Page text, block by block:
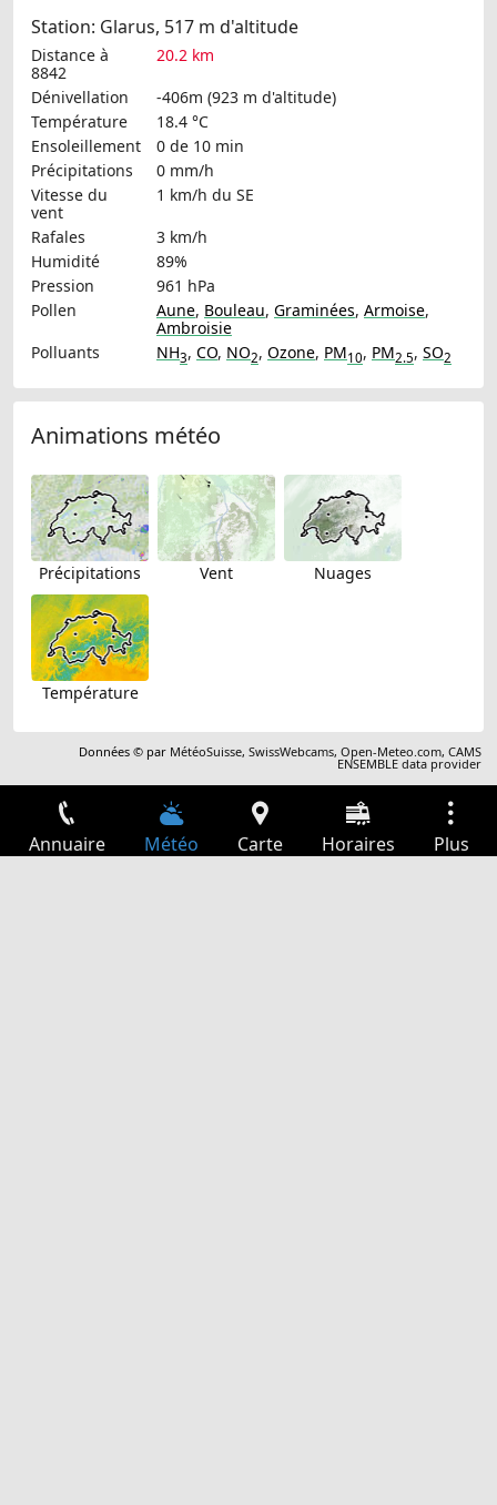
Station: Glarus, 517 m d'altitude
Distance à
8842
20.2 km
Dénivellation
-406m (923 m d'altitude)
Température
18.4 °C
Ensoleillement
0 de 10 min
Précipitations
0 mm/h
Vitesse du
vent
1 km/h du SE
Rafales
3 km/h
Humidité
89%
Pression
961 hPa
Pollen
Aune, Bouleau, Graminées, Armoise,
Ambroisie
Polluants
NH3, CO, NO2, Ozone, PM10, PM2.5, SO2
Animations météo
Précipitations Vent Nuages
Température
Données © par MétéoSuisse,SwissWebcams,Open-Meteo.com,CAMS
ENSEMBLE data provider
Annuaire Météo Carte Horaires Plus